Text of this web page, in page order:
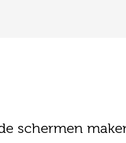
schermen